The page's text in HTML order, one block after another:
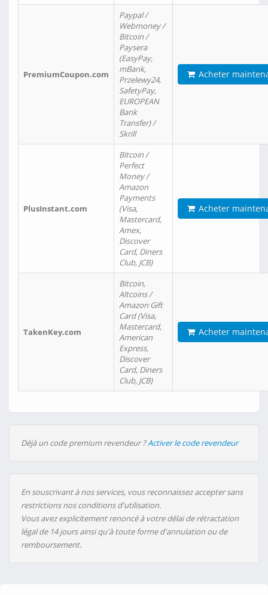
PremiumCoupon.com
Paypal /
Webmoney /
Bitcoin /
Paysera
(EasyPay,
mBank,
Przelewy24,
SafetyPay,
EUROPEAN
Bank
Transfer) /
Skrill
Acheter
PlusInstant.com
Bitcoin /
Perfect
Money /
Amazon
Payments
(Visa,
Mastercard,
Amex,
Discover
Card, Diners
Club, JCB)
Acheter
TakenKey.com
Bitcoin,
Altcoins /
Amazon Gift
Card (Visa,
Mastercard,
American
Express,
Discover
Card, Diners
Club, JCB)
Acheter
Déjà un code premium revendeur ?Activer le code revendeur
En souscrivant à nos services, vous reconnaissez accepter sans
restrictions nos conditions d'utilisation.
Vous avez explicitement renoncé à votre délai de rétractation
légal de 14 jours ainsi qu'à toute forme d'annulation ou de
remboursement.